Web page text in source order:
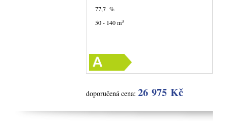
77,7 %
50 - 140 m3
doporučená cena:26 975 Kč